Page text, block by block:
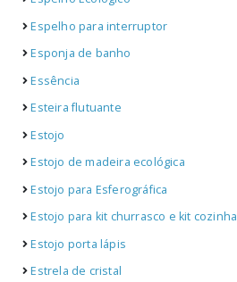
Espelho para interruptor
Esponja de banho
Essência
Esteira flutuante
Estojo
Estojo de madeira ecológica
Estojo para Esferográfica
Estojo para kit churrasco e kit cozinha
Estojo porta lápis
Estrela de cristal